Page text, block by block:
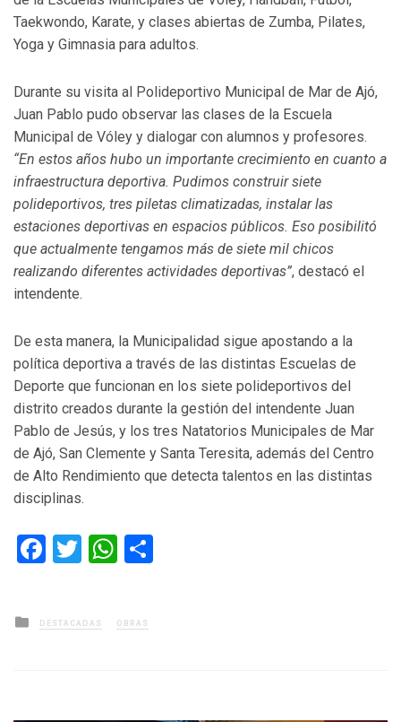
Taekwondo, Karate, y clases abiertas de Zumba, Pilates,
Yoga y Gimnasia para adultos.
Durante su visita al Polideportivo Municipal de Mar de Ajó,
Juan Pablo pudo observar las clases de la Escuela
Municipal de Vóley y dialogar con alumnos y profesores.
“En estos años hubo un importante crecimiento en cuanto a
infraestructura deportiva. Pudimos construir siete
polideportivos, tres piletas climatizadas, instalar las
estaciones deportivas en espacios públicos. Eso posibilitó
que actualmente tengamos más de siete mil chicos
realizando diferentes actividades deportivas”, destacó el
intendente.
De esta manera, la Municipalidad sigue apostando a la
política deportiva a través de las distintas Escuelas de
Deporte que funcionan en los siete polideportivos del
distrito creados durante la gestión del intendente Juan
Pablo de Jesús, y los tres Natatorios Municipales de Mar
de Ajó, San Clemente y Santa Teresita, además del Centro
de Alto Rendimiento que detecta talentos en las distintas
disciplinas.
Facebook
TwitterWhatsApp
Posted
in
DESTACADAS OBRAS